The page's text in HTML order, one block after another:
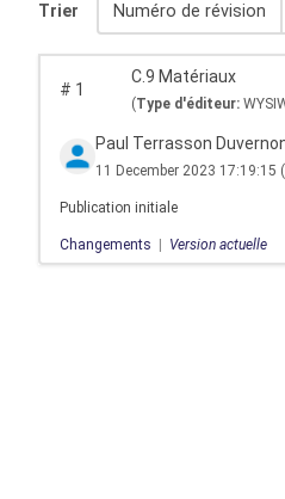
Trier Numéro de révision
# 1
C.9 Matériaux
(Type d'éditeur:
Paul Terrasson
11 December 2023 17:19:15
Publication initiale
Changements | Version actuelle